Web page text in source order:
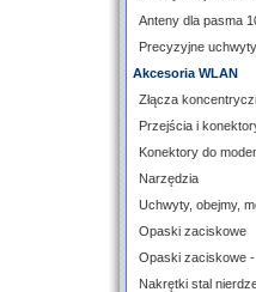
Anteny dla pasma
Precyzyjne
Akcesoria WLAN
Złącza
Przejścia i
Konektory do
Narzędzia
Uchwyty, obejmy,
Opaski zaciskowe
Opaski zaciskowe
Nakrętki stal